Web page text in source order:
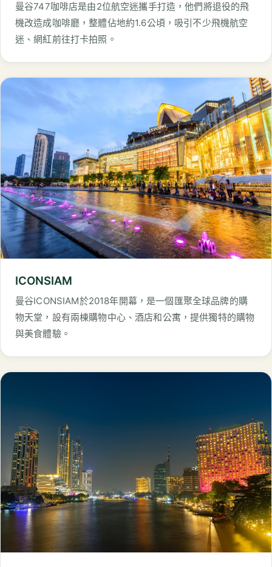
曼谷747咖啡店是由2位航空迷攜手打造，他們將退役的飛
機改造成咖啡廳，整體佔地約1.6公頃，吸引不少飛機航空
迷、網紅前往打卡拍照。
ICONSIAM
曼谷ICONSIAM於2018年開幕，是一個匯聚全球品牌的購
物天堂，設有兩棟購物中心、酒店和公寓，提供獨特的購物
與美食體驗。